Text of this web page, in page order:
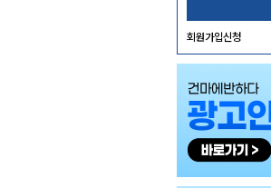
회원가입신청